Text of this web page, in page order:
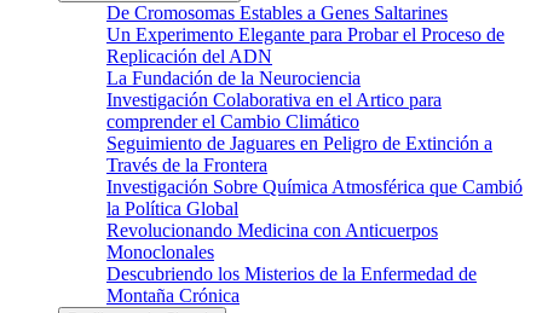
De Cromosomas Estables a Genes Saltarines
Un Experimento Elegante para Probar el Proceso de
Replicación del ADN
La Fundación de la Neurociencia
Investigación Colaborativa en el Artico para
comprender el Cambio Climático
Seguimiento de Jaguares en Peligro de Extinción a
Través de la Frontera
Investigación Sobre Química Atmosférica que Cambió
la Política Global
Revolucionando Medicina con Anticuerpos
Monoclonales
Descubriendo los Misterios de la Enfermedad de
Montaña Crónica